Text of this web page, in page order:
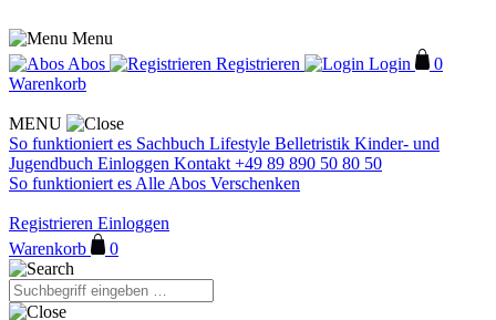
Menu
Abos
Registrieren Login
0
Warenkorb
MENU
So funktioniert es Sachbuch Lifestyle Belletristik Kinder- und
Jugendbuch Einloggen Kontakt +49 89 890 50 80 50
So funktioniert es Alle Abos Verschenken
Registrieren Einloggen
Warenkorb
0